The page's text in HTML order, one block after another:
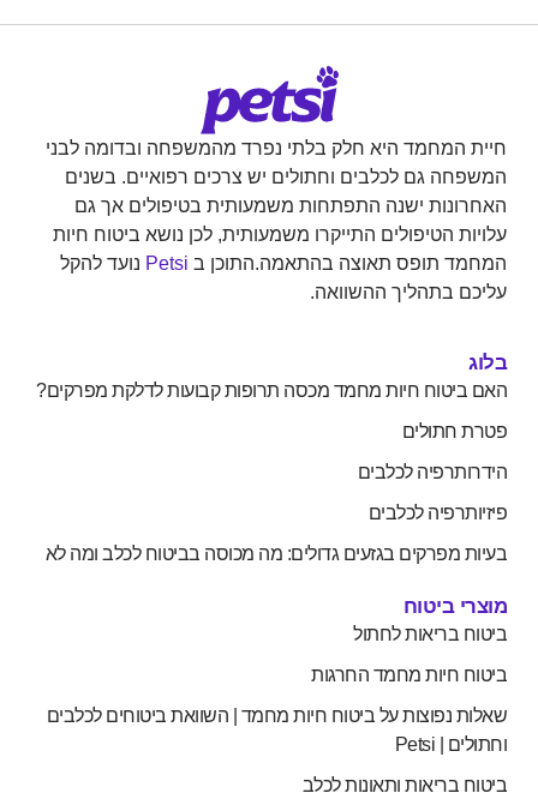
חיית המחמד היא חלק בלתי נפרד מהמשפחה ובדומה לבני
המשפחה גם לכלבים וחתולים יש צרכים רפואיים. בשנים
האחרונות ישנה התפתחות משמעותית בטיפולים אך גם
עלויות הטיפולים התייקרו משמעותית, לכן נושא ביטוח חיות
המחמד תופס תאוצה בהתאמה.התוכן ב Petsi נועד להקל
עליכם בתהליך ההשוואה.
בלוג
האם ביטוח חיות מחמד מכסה תרופות קבועות לדלקת מפרקים?
פטרת חתולים
הידרותרפיה לכלבים
פיזיותרפיה לכלבים
בעיות מפרקים בגזעים גדולים: מה מכוסה בביטוח לכלב ומה לא
מוצרי ביטוח
ביטוח בריאות לחתול
ביטוח חיות מחמד החרגות
שאלות נפוצות על ביטוח חיות מחמד | השוואת ביטוחים לכלבים
וחתולים | Petsi
ביטוח בריאות ותאונות לכלב